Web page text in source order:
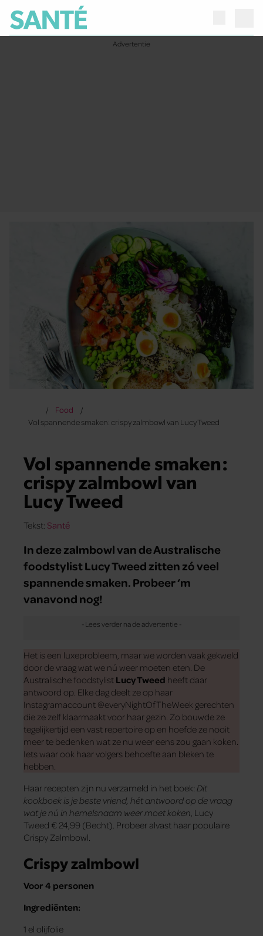
Food
Vol spannende smaken: crispy zalmbowl van Lucy Tweed
Vol spannende smaken:
crispy zalmbowl van
Lucy Tweed
Tekst: Santé
In deze zalmbowl van de Australische
foodstylist Lucy Tweed zitten zó veel
spannende smaken. Probeer ‘m
vanavond nog!
Het is een luxeprobleem, maar we worden vaak gekweld
door de vraag wat we nú weer moeten eten. De
Australische foodstylist Lucy Tweed heeft daar
antwoord op. Elke dag deelt ze op haar
Instagramaccount @everyNightOfTheWeek gerechten
die ze zelf klaarmaakt voor haar gezin. Zo bouwde ze
tegelijkertijd een vast repertoire op en hoefde ze nooit
meer te bedenken wat ze nu weer eens zou gaan koken.
Iets waar ook haar volgers behoefte aan bleken te
hebben.
Haar recepten zijn nu verzameld in het boek: Dit
kookboek is je beste vriend, hét antwoord op de vraag
wat je nú in hemelsnaam weer moet koken, Lucy
Tweed € 24,99 (Becht). Probeer alvast haar populaire
Crispy Zalmbowl.
Crispy zalmbowl
Voor 4 personen
Ingrediënten:
1 el olijfolie